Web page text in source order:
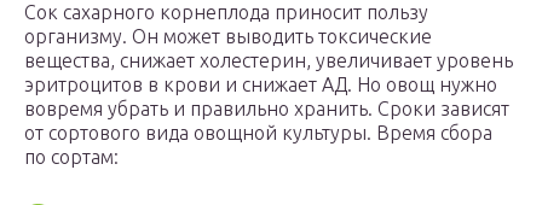
Сок сахарного корнеплода приносит пользу
организму. Он может выводить токсические
вещества, снижает холестерин, увеличивает уровень
эритроцитов в крови и снижает АД. Но овощ нужно
вовремя убрать и правильно хранить. Сроки зависят
от сортового вида овощной культуры. Время сбора
по сортам: